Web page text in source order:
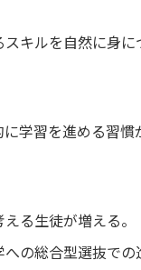
キルを自然に身に
学習を進める習慣
る生徒が増える。
の総合型選抜での